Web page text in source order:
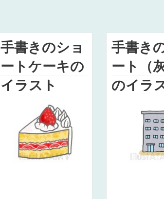
手書きのショ
ートケーキの
イラスト
手書き
ート（
のイラ